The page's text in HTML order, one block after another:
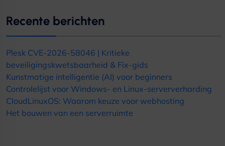
Recente berichten
Plesk CVE-2026-58046 | Kritieke
beveiligingskwetsbaarheid & Fix-gids
Kunstmatige intelligentie (AI) voor beginners
Controlelijst voor Windows- en Linux-serververharding
CloudLinuxOS: Waarom keuze voor webhosting
Het bouwen van een serverruimte